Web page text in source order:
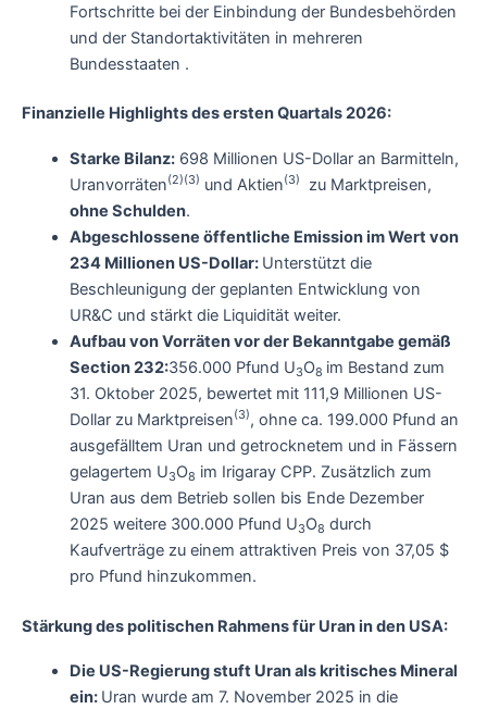
Fortschritte bei der Einbindung der Bundesbehörden
und der Standortaktivitäten in mehreren
Bundesstaaten .
Finanzielle Highlights des ersten Quartals 2026:
Starke Bilanz:698 Millionen US-Dollar an Barmitteln,
Uranvorräten(2)(3) und Aktien(3)
zu Marktpreisen,
ohne Schulden.
Abgeschlossene öffentliche Emission im Wert von
234 Millionen US-Dollar: Unterstützt die
Beschleunigung der geplanten Entwicklung von
UR&C und stärkt die Liquidität weiter.
Aufbau von Vorräten vor der Bekanntgabe gemäß
Section 232:356.000 Pfund U3O8 im Bestand zum
31. Oktober 2025, bewertet mit 111,9 Millionen US-
Dollar zu Marktpreisen(3), ohne ca. 199.000 Pfund an
ausgefälltem Uran und getrocknetem und in Fässern
gelagertem U3O8 im Irigaray CPP. Zusätzlich zum
Uran aus dem Betrieb sollen bis Ende Dezember
2025 weitere 300.000 Pfund U3O8 durch
Kaufverträge zu einem attraktiven Preis von 37,05 $
pro Pfund hinzukommen.
Stärkung des politischen Rahmens für Uran in den USA:
Die US-Regierung stuft Uran als kritisches Mineral
ein: Uran wurde am 7. November 2025 in die